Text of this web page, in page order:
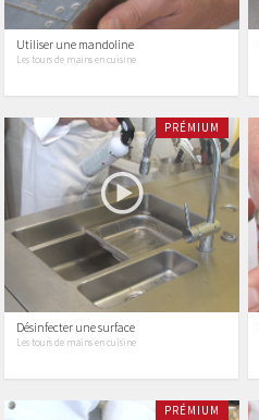
Utiliser une mandoline
Les tours de mains en cuisine
PRÉMIUM
Désinfecter une surface
Les tours de mains en cuisine
PRÉMIUM